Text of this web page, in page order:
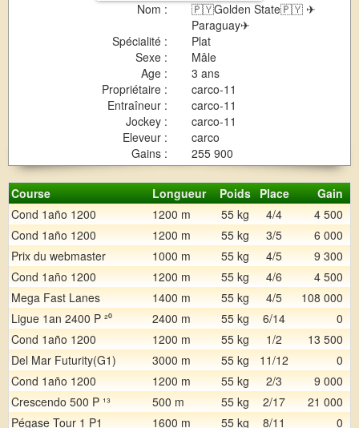
Nom :
🇵🇾Golden State🇵🇾 ✈
Paraguay✈
Spécialité :
Plat
Sexe :
Mâle
Age :
3 ans
Propriétaire :
carco-11
Entraîneur :
carco-11
Jockey :
carco-11
Eleveur :
carco
Gains :
255 900
Course Longueur Poids Place
Gain
Cond 1año 1200
1200 m 55 kg 4/4 4 500
Cond 1año 1200
1200 m 55 kg 3/5 6 000
Prix du webmaster
1000 m 55 kg 4/5 9 300
Cond 1año 1200
1200 m 55 kg 4/6 4 500
Mega Fast Lanes
1400 m 55 kg 4/5 108 000
Ligue 1an 2400 P ²⁰
2400 m 55 kg 6/14 0
Cond 1año 1200
1200 m 55 kg 1/2 13 500
Del Mar Futurity(G1)
3000 m 55 kg 11/12 0
Cond 1año 1200
1200 m 55 kg 2/3 9 000
Crescendo 500 P ¹³
500 m 55 kg 2/17 21 000
Pégase Tour 1 P1
1600 m 55 kg 8/11 0